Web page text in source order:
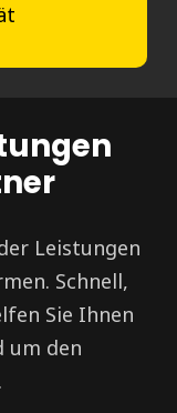
Leistungen
Schnell,
Sie Ihnen
um den